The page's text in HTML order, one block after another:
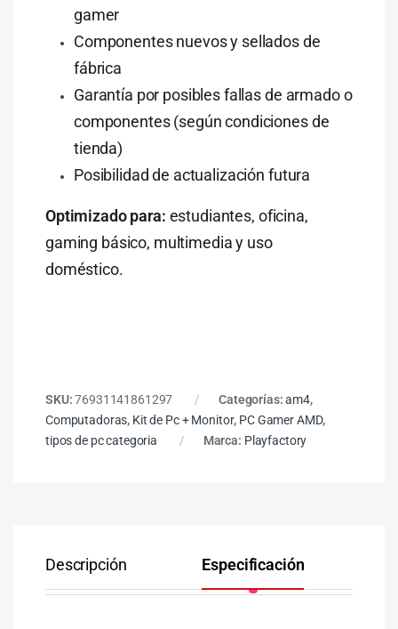
gamer
Componentes nuevos y sellados de
fábrica
Garantía por posibles fallas de armado o
componentes (según condiciones de
tienda)
Posibilidad de actualización futura
Optimizado para: estudiantes, oficina,
gaming básico, multimedia y uso
doméstico.
SKU:76931141861297 Categorías:am4,
Computadoras, Kit de Pc + Monitor, PC Gamer AMD,
tipos de pc categoria
Marca: Playfactory
Descripción Especificación